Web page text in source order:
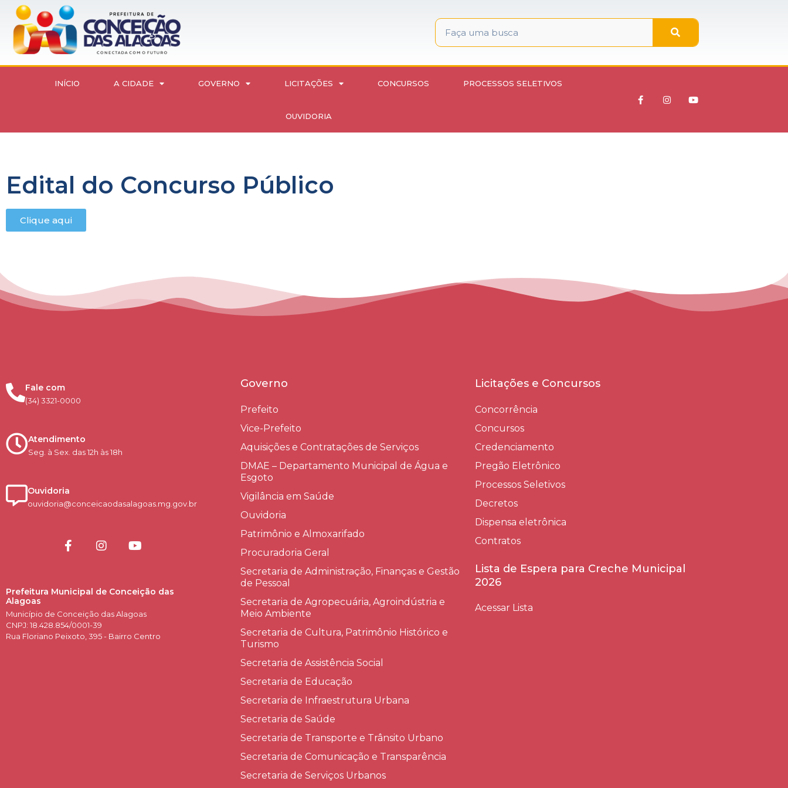
INÍCIO A CIDADE GOVERNO LICITAÇÕES CONCURSOS PROCESSOS SELETIVOS
OUVIDORIA
Edital do Concurso Público
Clique aqui
Fale com
(34) 3321-0000
Atendimento
Seg. à Sex. das 12h às 18h
Ouvidoria
ouvidoria@conceicaodasalagoas.mg.gov.br
Prefeitura Municipal de Conceição das
Alagoas
Município de Conceição das Alagoas
CNPJ: 18.428.854/0001-39
Rua Floriano Peixoto, 395 - Bairro Centro
Governo
Prefeito
Vice-Prefeito
Aquisições e Contratações de Serviços​
DMAE – Departamento Municipal de Água e
Esgoto
Vigilância em Saúde
Ouvidoria
Patrimônio e Almoxarifado
Procuradoria Geral
Secretaria de Administração, Finanças e Gestão
de Pessoal
Secretaria de Agropecuária, Agroindústria e
Meio Ambiente
Secretaria de Cultura, Patrimônio Histórico e
Turismo
Secretaria de Assistência Social
Secretaria de Educação
Secretaria de Infraestrutura Urbana
Secretaria de Saúde
Secretaria de Transporte e Trânsito Urbano
Secretaria de Comunicação e Transparência
Secretaria de Serviços Urbanos
Licitações e Concursos
Concorrência
Concursos
Credenciamento
Pregão Eletrônico
Processos Seletivos
Decretos
Dispensa eletrônica
Contratos
Lista de Espera para Creche Municipal
2026
Acessar Lista